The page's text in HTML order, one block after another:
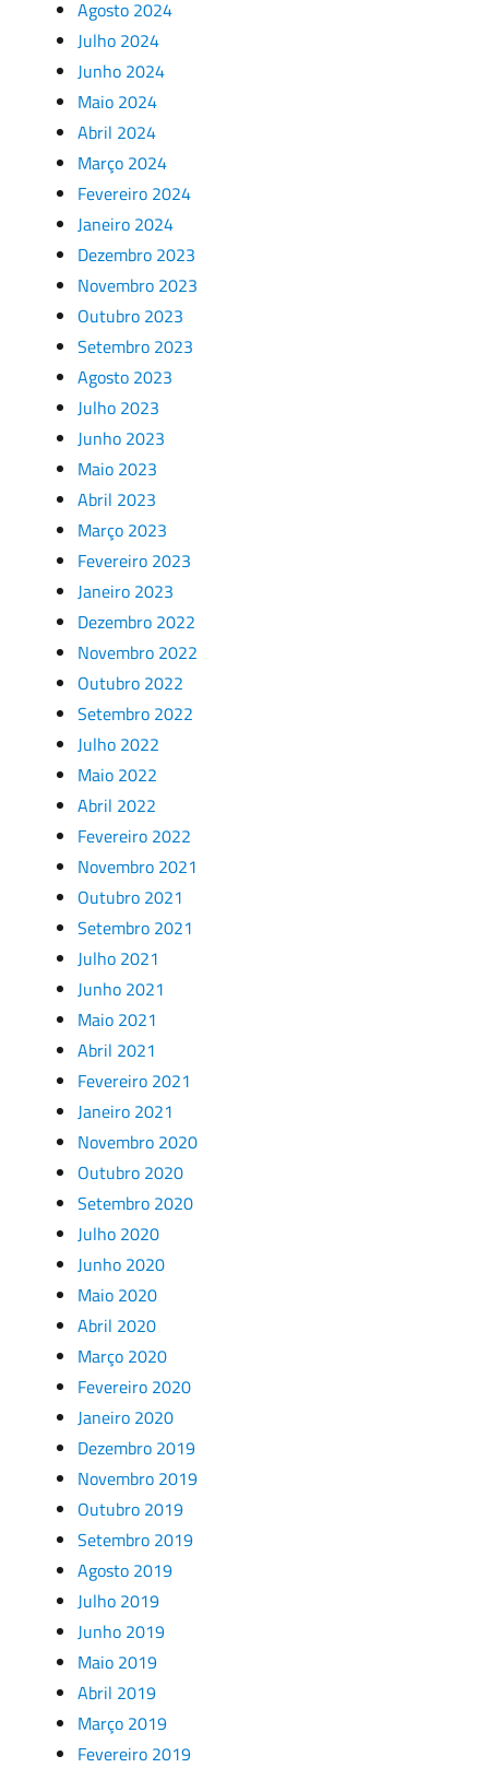
Agosto 2024
Julho 2024
Junho 2024
Maio 2024
Abril 2024
Março 2024
Fevereiro 2024
Janeiro 2024
Dezembro 2023
Novembro 2023
Outubro 2023
Setembro 2023
Agosto 2023
Julho 2023
Junho 2023
Maio 2023
Abril 2023
Março 2023
Fevereiro 2023
Janeiro 2023
Dezembro 2022
Novembro 2022
Outubro 2022
Setembro 2022
Julho 2022
Maio 2022
Abril 2022
Fevereiro 2022
Novembro 2021
Outubro 2021
Setembro 2021
Julho 2021
Junho 2021
Maio 2021
Abril 2021
Fevereiro 2021
Janeiro 2021
Novembro 2020
Outubro 2020
Setembro 2020
Julho 2020
Junho 2020
Maio 2020
Abril 2020
Março 2020
Fevereiro 2020
Janeiro 2020
Dezembro 2019
Novembro 2019
Outubro 2019
Setembro 2019
Agosto 2019
Julho 2019
Junho 2019
Maio 2019
Abril 2019
Março 2019
Fevereiro 2019